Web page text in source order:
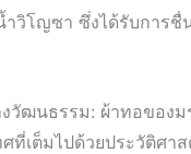
วิโญซา ซึ่งได้รับการชื่
วัฒนธรรม: ผ้าทอของม
ศที่เต็มไปด้วยประวัติ